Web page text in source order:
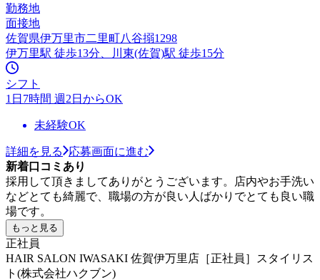
勤務地
面接地
佐賀県伊万里市二里町八谷搦1298
伊万里駅 徒歩13分、川東(佐賀)駅 徒歩15分
シフト
1日7時間 週2日からOK
未経験OK
詳細を見る
応募画面に進む
新着口コミあり
採用して頂きましてありがとうございます。店内やお手洗い
などとても綺麗で、職場の方が良い人ばかりでとても良い職
場です。
もっと見る
正社員
HAIR SALON IWASAKI 佐賀伊万里店［正社員］スタイリス
ト(株式会社ハクブン)